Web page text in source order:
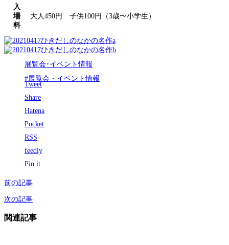
入
場
料
大人450円 子供100円（3歳〜小学生）
展覧会･イベント情報
#展覧会・イベント情報
Tweet
Share
Hatena
Pocket
RSS
feedly
Pin it
前の記事
次の記事
関連記事